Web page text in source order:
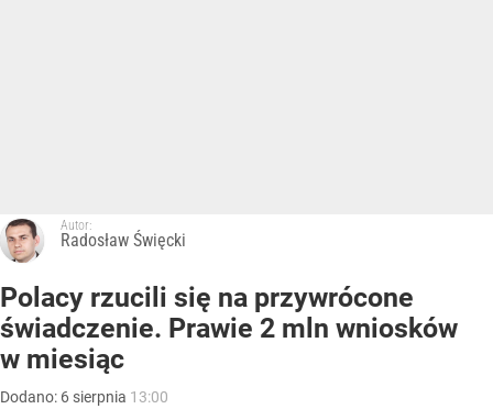
Autor:
Radosław Święcki
Polacy rzucili się na przywrócone
świadczenie. Prawie 2 mln wniosków
w miesiąc
Dodano: 6 sierpnia 13:00